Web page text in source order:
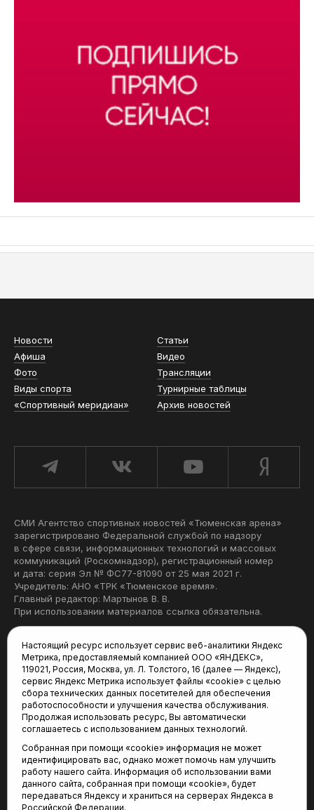
Новости
Статьи
Афиша
Видео
Фото
Трансляции
Виды спорта
Турнирные таблицы
«Спортивный меридиан»
Архив новостей
СМИ Агентство спортивных новостей «Тюменская арена»
зарегистрировано Федеральной службой по надзору
в сфере связи, информационных технологий и массовых
коммуникаций (Роскомнадзор), регистрационный номер
и дата: серия Эл № ФС77-81090 от 25 мая 2021 г.
Учредитель: АНО «ТРК «Тюменское время».
Главный редактор: Мартынов В. В.
При использовании материалов ссылка обязательна.
Редакция:
625035, Тюмень, пр. Геологоразведчиков, 28А
(3452) 68-22-28
tum-arena@mail.ru
Отдел продаж:
(3452) 68-89-78
kotovaev@sibinformburo.ru
Настоящий ресурс использует сервис веб-аналитики Яндекс
Метрика, предоставляемый компанией ООО «ЯНДЕКС»,
119021, Россия, Москва, ул. Л. Толстого, 16 (далее — Яндекс),
сервис Яндекс Метрика использует файлы «cookie» с целью
сбора технических данных посетителей для обеспечения
работоспособности и улучшения качества обслуживания.
Продолжая использовать ресурс, Вы автоматически
соглашаетесь с использованием данных технологий.
Собранная при помощи «cookie» информация не может
идентифицировать вас, однако может помочь нам улучшить
работу нашего сайта. Информация об использовании вами
данного сайта, собранная при помощи «cookie», будет
передаваться Яндексу и храниться на серверах Яндекса в
Российской Федерации.